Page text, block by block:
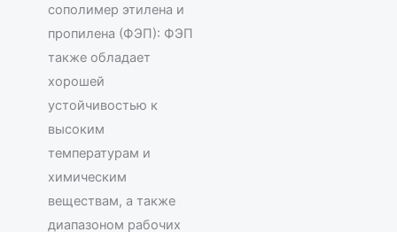
сополимер этилена и
пропилена (ФЭП): ФЭП
также обладает
хорошей
устойчивостью к
высоким
температурам и
химическим
веществам, а также
диапазоном рабочих